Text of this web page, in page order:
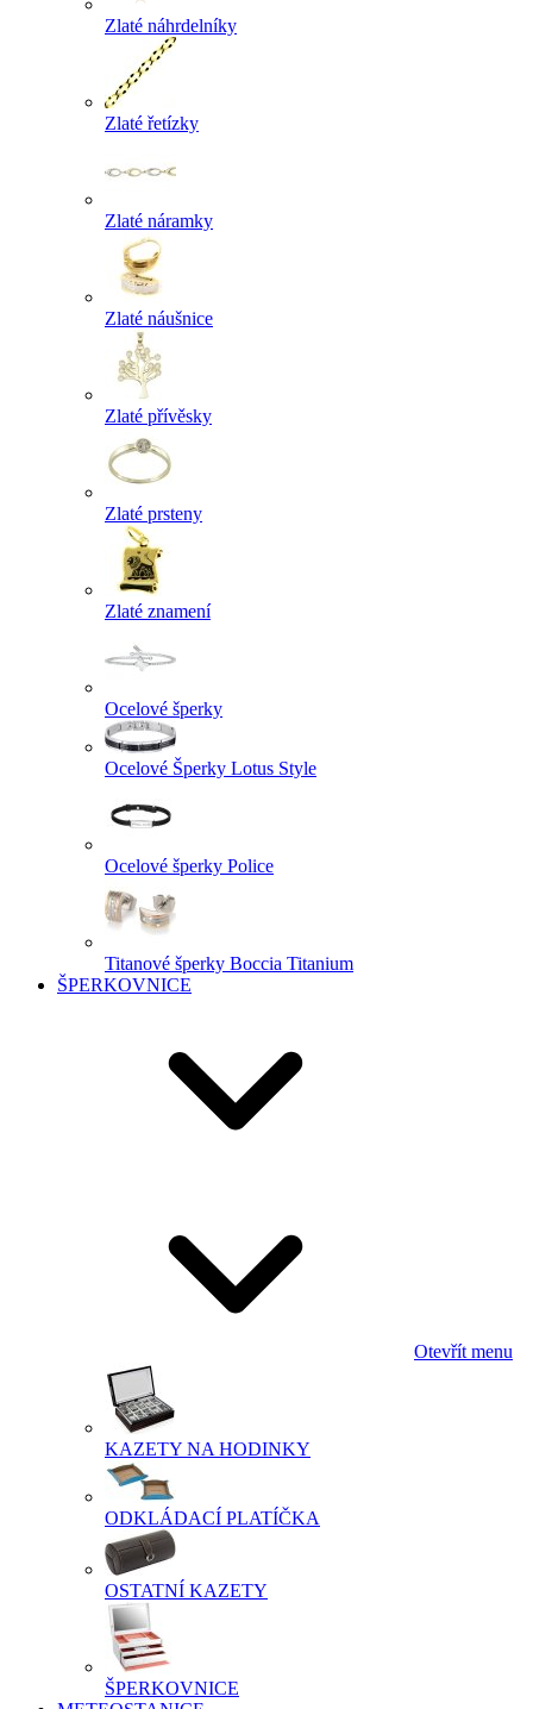
Zlaté náhrdelníky
Zlaté řetízky
Zlaté náramky
Zlaté náušnice
Zlaté přívěsky
Zlaté prsteny
Zlaté znamení
Ocelové šperky
Ocelové Šperky Lotus Style
Ocelové šperky Police
Titanové šperky Boccia Titanium
ŠPERKOVNICE
Otevřít menu
KAZETY NA HODINKY
ODKLÁDACÍ PLATÍČKA
OSTATNÍ KAZETY
ŠPERKOVNICE